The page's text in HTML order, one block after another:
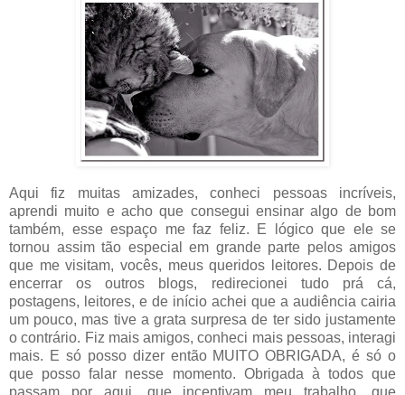
Aqui fiz muitas amizades, conheci pessoas incríveis,
aprendi muito e acho que consegui ensinar algo de bom
também, esse espaço me faz feliz. E lógico que ele se
tornou assim tão especial em grande parte pelos amigos
que me visitam, vocês, meus queridos leitores. Depois de
encerrar os outros blogs, redirecionei tudo prá cá,
postagens, leitores, e de início achei que a audiência cairia
um pouco, mas tive a grata surpresa de ter sido justamente
o contrário. Fiz mais amigos, conheci mais pessoas, interagi
mais. E só posso dizer então MUITO OBRIGADA, é só o
que posso falar nesse momento. Obrigada à todos que
passam por aqui, que incentivam meu trabalho, que